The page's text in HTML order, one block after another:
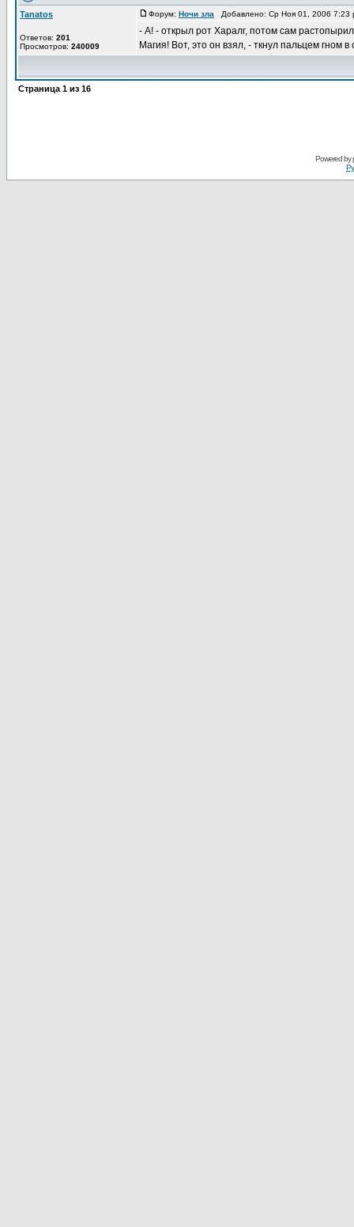
Tanatos
Ответов: 201
Просмотров: 240009
Форум: Ночи зла Добавлено: Ср Ноя 01, 2006
- А! - открыл рот Харалг, потом сам
Магия! Вот, это он взял, - ткнул пальцем гном
Страница 1 из 16
Powered by